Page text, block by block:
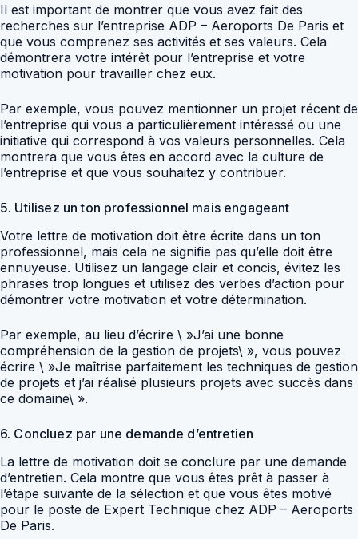
Il est important de montrer que vous avez fait des
recherches sur l’entreprise ADP – Aeroports De Paris et
que vous comprenez ses activités et ses valeurs. Cela
démontrera votre intérêt pour l’entreprise et votre
motivation pour travailler chez eux.
Par exemple, vous pouvez mentionner un projet récent de
l’entreprise qui vous a particulièrement intéressé ou une
initiative qui correspond à vos valeurs personnelles. Cela
montrera que vous êtes en accord avec la culture de
l’entreprise et que vous souhaitez y contribuer.
5. Utilisez un ton professionnel mais engageant
Votre lettre de motivation doit être écrite dans un ton
professionnel, mais cela ne signifie pas qu’elle doit être
ennuyeuse. Utilisez un langage clair et concis, évitez les
phrases trop longues et utilisez des verbes d’action pour
démontrer votre motivation et votre détermination.
Par exemple, au lieu d’écrire \ »J’ai une bonne
compréhension de la gestion de projets\ », vous pouvez
écrire \ »Je maîtrise parfaitement les techniques de gestion
de projets et j’ai réalisé plusieurs projets avec succès dans
ce domaine\ ».
6. Concluez par une demande d’entretien
La lettre de motivation doit se conclure par une demande
d’entretien. Cela montre que vous êtes prêt à passer à
l’étape suivante de la sélection et que vous êtes motivé
pour le poste de Expert Technique chez ADP – Aeroports
De Paris.